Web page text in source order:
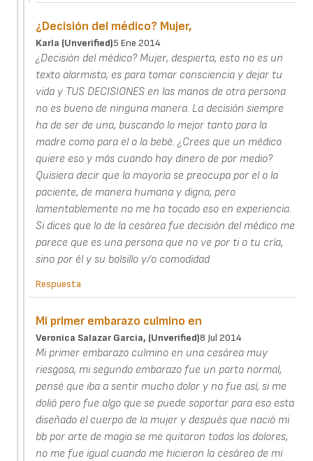
¿Decisión del médico? Mujer,
Karla (unverified)5 Ene 2014
¿Decisión del médico? Mujer, despierta, esto no es un
texto alarmista, es para tomar consciencia y dejar tu
vida y TUS DECISIONES en las manos de otra persona
no es bueno de ninguna manera. La decisión siempre
ha de ser de una, buscando lo mejor tanto para la
madre como para el o la bebé. ¿Crees que un médico
quiere eso y más cuando hay dinero de por medio?
Quisiera decir que la mayoría se preocupa por el o la
paciente, de manera humana y digna, pero
lamentablemente no me ha tocado eso en experiencia.
Si dices que lo de la cesárea fue decisión del médico me
parece que es una persona que no ve por ti o tu cría,
sino por él y su bolsillo y/o comodidad
Respuesta
Mi primer embarazo culmino en
Veronica Salazar Garcia, (unverified)8 Jul 2014
Mi primer embarazo culmino en una cesárea muy
riesgosa, mi segundo embarazo fue un parto normal,
pensé que iba a sentir mucho dolor y no fue así, si me
dolió pero fue algo que se puede soportar para eso esta
diseñado el cuerpo de la mujer y después que nació mi
bb por arte de magia se me quitaron todos los dolores,
no me fue igual cuando me hicieron la cesárea de mi